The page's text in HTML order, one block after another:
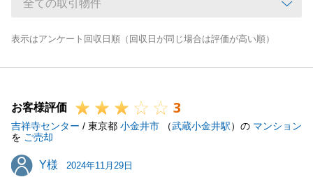
表示はアンケート回収日順（回収日が同じ場合は評価が高い順）
お客様評価 3
吉祥寺センター / 東京都 小金井市 （武蔵小金井駅）の マンション
を ご売却
Y様
Y様 2024年11月29日